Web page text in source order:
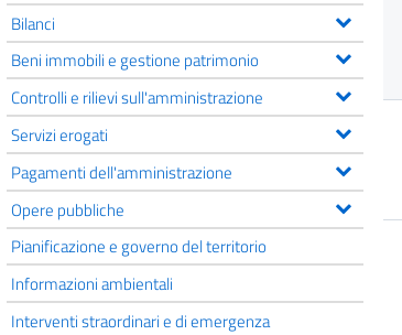
Bilanci
Beni immobili e gestione patrimonio
Controlli e rilievi sull'amministrazione
Servizi erogati
Pagamenti dell'amministrazione
Opere pubbliche
Pianificazione e governo del territorio
Informazioni ambientali
Interventi straordinari e di emergenza